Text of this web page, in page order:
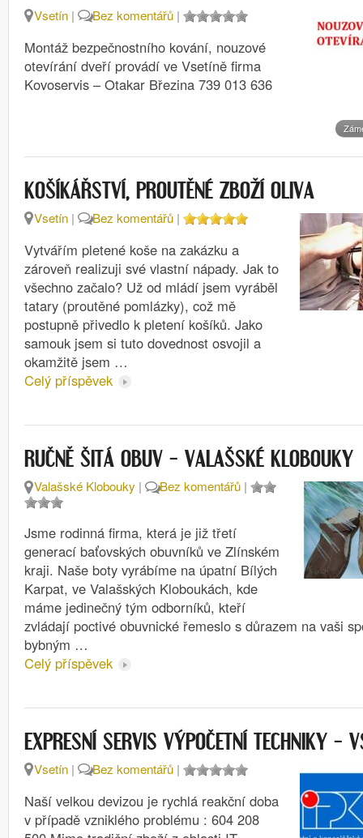
Vsetín | Bez komentářů |
Montáž bezpečnostního kování, nouzové
otevírání dveří provádí ve Vsetíně firma
Kovoservis – Otakar Březina 739 013 636
KOŠÍKÁŘSTVÍ, PROUTĚNÉ ZBOŽÍ OLIVA
Vsetín | Bez komentářů |
Vytvářím pletené koše na zakázku a
zároveň realizuji své vlastní nápady. Jak to
všechno začalo? Už od mládí jsem vyráběl
tatary (proutěné pomlázky), což mě
postupně přivedlo k pletení košíků. Jako
samouk jsem si tuto dovednost osvojil a
okamžitě jsem …
Celý příspěvek
RUČNĚ ŠITÁ OBUV – VALAŠSKÉ KLOBOUKY
Valašské Klobouky | Bez komentářů |
Jsme rodinná firma, která je již třetí
generací baťovských obuvníků ve Zlínském
kraji. Naše boty vyrábíme na úpatní Bílých
Karpat, ve Valašských Kloboukách, kde
máme jedinečný tým odborníků, kteří
zvládají poctivé obuvnické řemeslo s důrazem na vaši
bybným …
Celý příspěvek
EXPRESNÍ SERVIS VÝPOČETNÍ TECHNIKY –
Vsetín | Bez komentářů |
Naší velkou devizou je rychlá reakční doba
v případě vzniklého problému : 604 208